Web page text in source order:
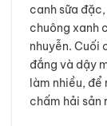
canh sữa
chuông xanh
nhuyễn. Cuối
đắng và dậy
làm nhiều, để
chấm hải sản